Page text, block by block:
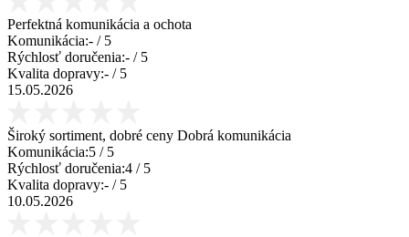
Perfektná komunikácia a ochota
Komunikácia:- / 5
Rýchlosť doručenia:- / 5
Kvalita dopravy:- / 5
15.05.2026
Široký sortiment, dobré ceny Dobrá komunikácia
Komunikácia:5 / 5
Rýchlosť doručenia:4 / 5
Kvalita dopravy:- / 5
10.05.2026